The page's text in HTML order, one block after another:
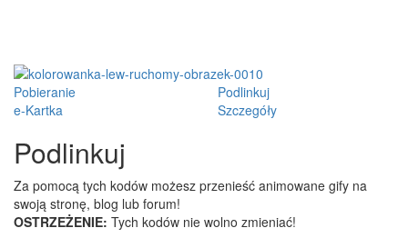
Pobieranie
Podlinkuj
e-Kartka
Szczegóły
Podlinkuj
Za pomocą tych kodów możesz przenieść animowane gify na
swoją stronę, blog lub forum!
OSTRZEŻENIE: Tych kodów nie wolno zmieniać!